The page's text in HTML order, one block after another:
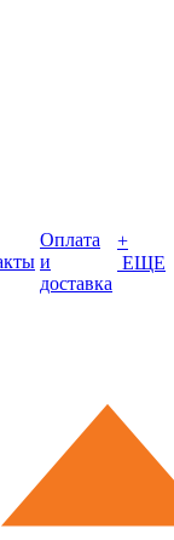
Оплата
и
доставка
+
ЕЩЕ